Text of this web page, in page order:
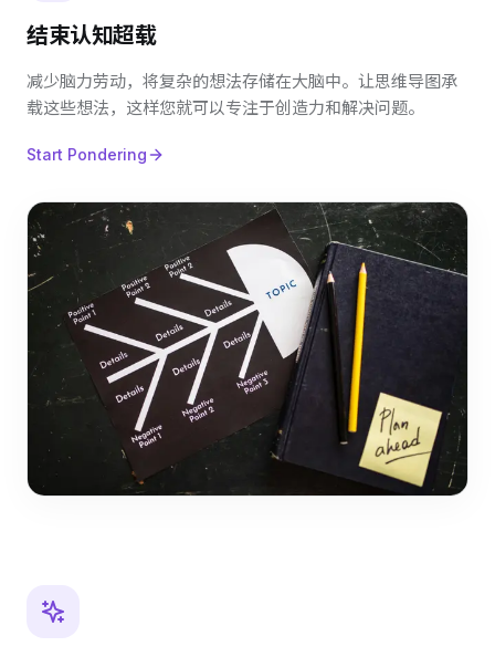
结束认知超载
减少脑力劳动，将复杂的想法存储在大脑中。让思维导图承
载这些想法，这样您就可以专注于创造力和解决问题。
Start Pondering